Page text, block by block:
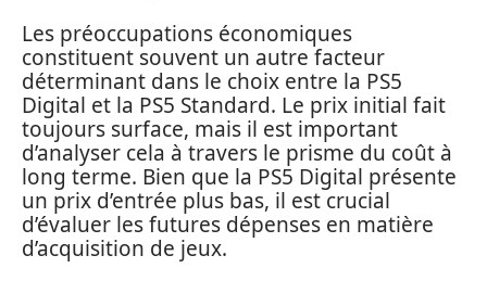
Les préoccupations économiques
constituent souvent un autre facteur
déterminant dans le choix entre la PS5
Digital et la PS5 Standard. Le prix initial fait
toujours surface, mais il est important
d’analyser cela à travers le prisme du coût à
long terme. Bien que la PS5 Digital présente
un prix d’entrée plus bas, il est crucial
d’évaluer les futures dépenses en matière
d’acquisition de jeux.